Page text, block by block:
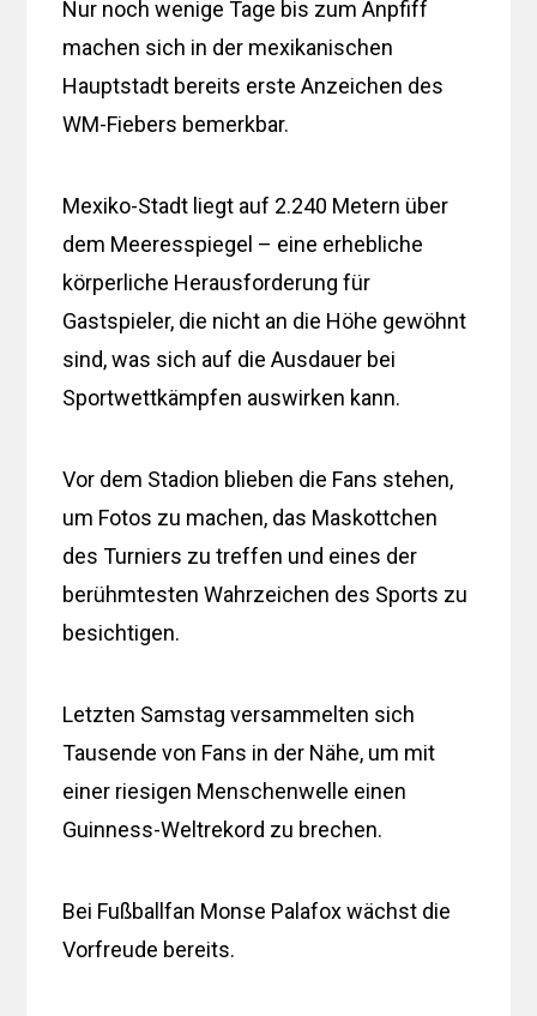
Nur noch wenige Tage bis zum Anpfiff
machen sich in der mexikanischen
Hauptstadt bereits erste Anzeichen des
WM-Fiebers bemerkbar.
Mexiko-Stadt liegt auf 2.240 Metern über
dem Meeresspiegel – eine erhebliche
körperliche Herausforderung für
Gastspieler, die nicht an die Höhe gewöhnt
sind, was sich auf die Ausdauer bei
Sportwettkämpfen auswirken kann.
Vor dem Stadion blieben die Fans stehen,
um Fotos zu machen, das Maskottchen
des Turniers zu treffen und eines der
berühmtesten Wahrzeichen des Sports zu
besichtigen.
Letzten Samstag versammelten sich
Tausende von Fans in der Nähe, um mit
einer riesigen Menschenwelle einen
Guinness-Weltrekord zu brechen.
Bei Fußballfan Monse Palafox wächst die
Vorfreude bereits.